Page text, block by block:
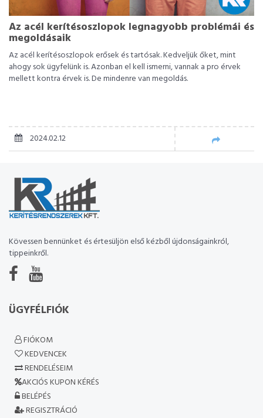
Az acél kerítésoszlopok legnagyobb problémái és
megoldásaik
Az acél kerítésoszlopok erősek és tartósak. Kedveljük őket, mint
ahogy sok ügyfelünk is. Azonban el kell ismerni, vannak a pro érvek
mellett kontra érvek is. De mindenre van megoldás.
2024.02.12
Kövessen bennünket és értesüljön első kézből újdonságainkról,
tippeinkről.
ÜGYFÉLFIÓK
FIÓKOM
KEDVENCEK
RENDELÉSEIM
AKCIÓS KUPON KÉRÉS
BELÉPÉS
REGISZTRÁCIÓ